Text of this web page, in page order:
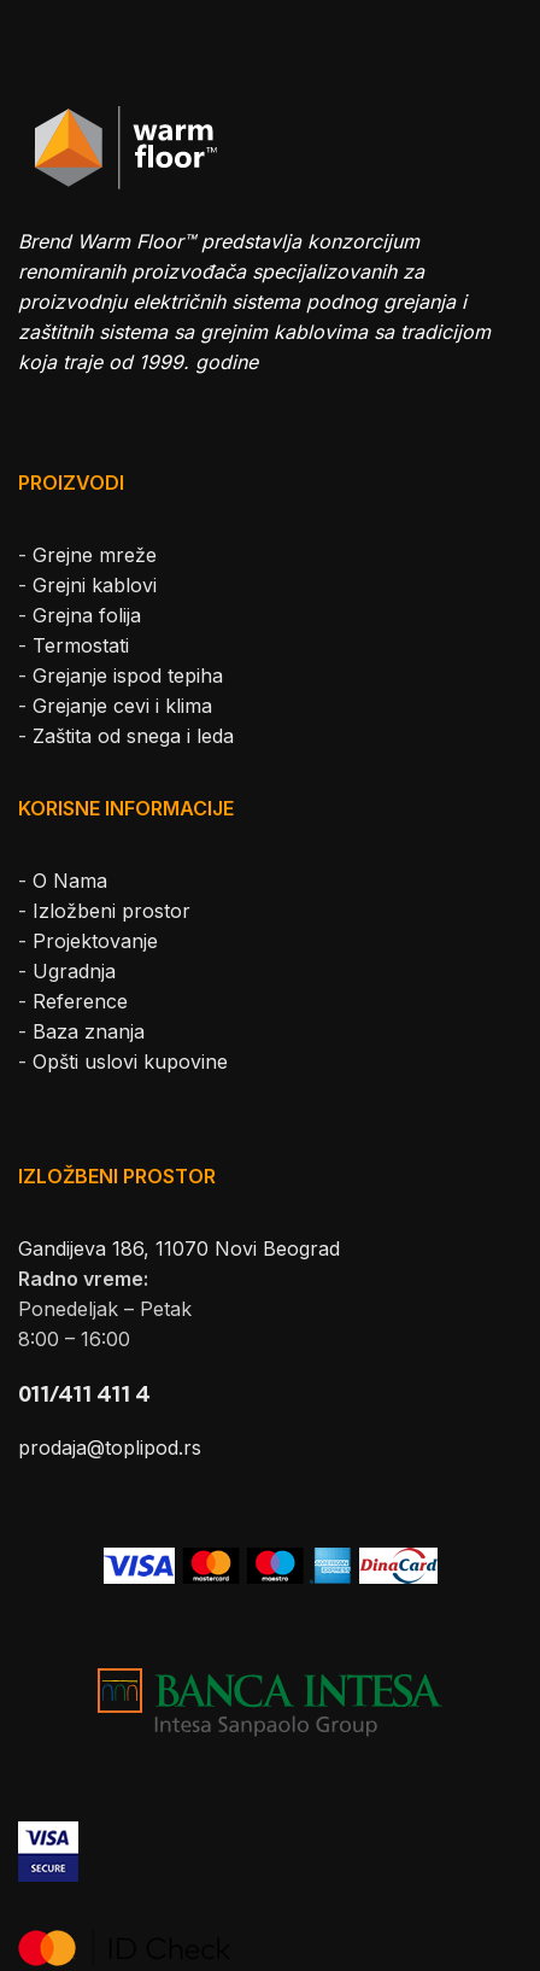
Brend Warm Floor™ predstavlja konzorcijum
renomiranih proizvođača specijalizovanih za
proizvodnju električnih sistema podnog grejanja i
zaštitnih sistema sa grejnim kablovima sa tradicijom
koja traje od 1999. godine
PROIZVODI
- Grejne mreže
- Grejni kablovi
- Grejna folija
- Termostati
- Grejanje ispod tepiha
- Grejanje cevi i klima
- Zaštita od snega i leda
KORISNE INFORMACIJE
- O Nama
- Izložbeni prostor
- Projektovanje
- Ugradnja
- Reference
- Baza znanja
- Opšti uslovi kupovine
IZLOŽBENI PROSTOR
Gandijeva 186, 11070 Novi Beograd
Radno vreme:
Ponedeljak – Petak
8:00 – 16:00
011/411 411 4
prodaja@toplipod.rs